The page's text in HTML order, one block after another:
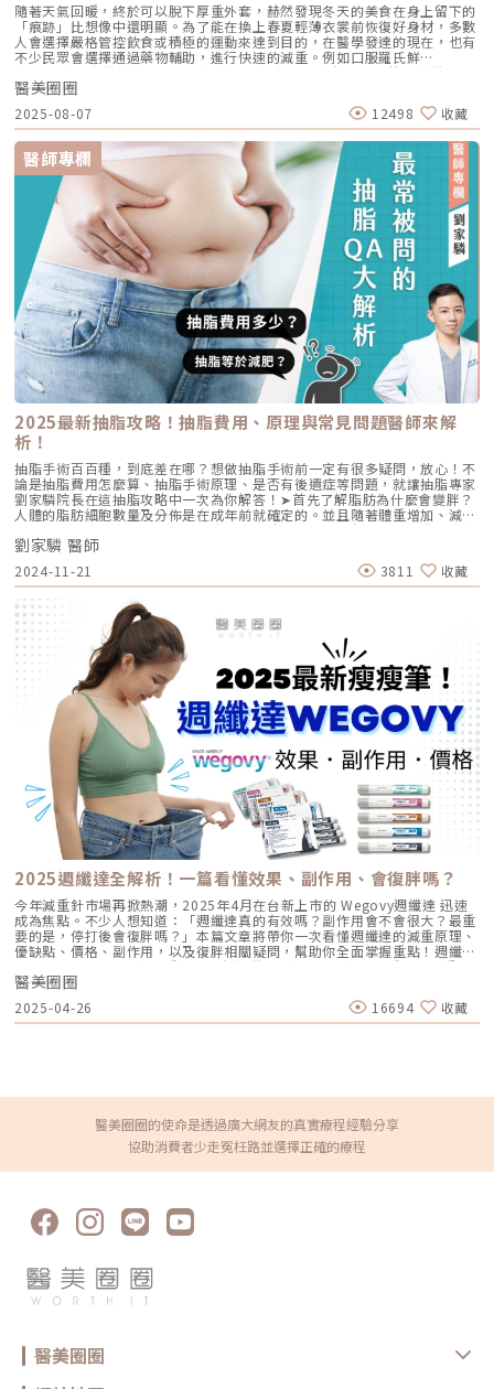
隨著天氣回暖，終於可以脫下厚重外套，赫然發現冬天的美食在身上留下的
「痕跡」比想像中還明顯。為了能在換上春夏輕薄衣裳前恢復好身材，多數
人會選擇嚴格管控飲食或積極的運動來達到目的，在醫學發達的現在，也有
不少民眾會選擇通過藥物輔助，進行快速的減重。例如口服羅氏鮮
(Orlistat)、康纖芙 (Contrave)，甚至是施打近年流行的瘦瘦筆如善纖達
(Saxenda）、猛健樂(Mounjaro）。這些衛福部核准的藥物確實能夠有效
控制食慾，在短時間內達到明顯的成效，但也有不少成功減重者發現身形是
改變了，但臉也凹了、垂了，整體看起來蒼老了好幾歲。「你變瘦了！」但
真的變美了嗎？在身材管理上越L’EXCELLENCE醫療美學診所的黃幼鳴醫
師可說是專家，因為他不只是皮膚科專科醫師，也曾是健體比賽得獎者，對
於健身、飲食管理有深刻的理解。「青春期後，我們全身脂肪細胞的數量就
固定了，無論是減重還是減脂，實際上都是讓脂肪細胞縮小，無法選擇性地
減去肚子或大腿脂肪的數量。因此減重時，臉部脂肪也會縮小，當脂肪細胞
的體積縮小，無法有效支撐皮膚時，就會導致雙頰凹陷，甚至出現下垂等現
象。」黃醫師解釋。（圖／越L’EXCELLENCE醫療美學—黃幼鳴醫師 提
供）尤其在採取快速減重的方式時，除了脂肪體積變小外，膠原蛋白也會隨
之流失，進一步削弱皮膚的「地基」，使臉部更容易出現凹陷與鬆弛。這種
情況在30歲以上、皮膚彈性開始下降的人身上尤其明顯。黃醫師近一步說
明：「膠原蛋白流失會導致蘋果肌塌陷，顴骨變得更加明顯，甚至會讓嘴邊
的肉下垂，使整體面容顯得憔悴與老態。」這就是所謂的「瘦身副作用」！
這些方法都有效！但不見得適合每一個人臉部凹陷是許多人求助醫美的原
因，但相關的產品、療程繁多，該如何選擇適合自己的方式呢？黃醫師分
析，目前最常見的改善方法包括玻尿酸填充、自體脂肪移植、埋線拉提、音
波拉提，以及近年來備受關注的膠原蛋白增生劑（如童妍針）。「玻尿酸填
充效果快，但很考驗醫師的技術，一但過度施打加上層次選擇錯誤就容易產
生不自然的膨脹感，造成所謂的『饅化』現象；自體脂肪移植則是透過抽取
自己身上的脂肪，填補臉部的流失區域，雖然使用的是自體的組織，但存活
率不一，有可能需要多次補打才能達到滿意狀態。」黃醫師說明。過去幾
年，埋線拉提也是不少人的選擇之一，透過植入可吸收的線材來刺激膠原蛋
白增生，達到緊緻拉提的效果。然而，如果是單純的皮膚鬆弛，埋線拉提確
實有效，但如果是因為脂肪、膠原蛋白流失，埋線並無法補充流失的體積，
反而可能讓臉部顯得更加削瘦。改善臉垮顯老，黃幼鳴醫師選擇使用童妍針
經過總總考量，黃醫師選擇使用膠原蛋白增生劑「童妍針」來豐盈臉部線
條。「童妍針主要成分為聚左旋乳酸，能夠刺激自體膠原蛋白和彈力蛋白的
增生，使流失的體積逐漸恢復，豐潤效果更自然。雖然童妍針不如玻尿酸能
馬上見效，但這反而是童妍針的另一種優勢，因為豐盈感會隨著膠原蛋白生
成逐漸明顯，讓效果更加自然。」快速減重4D童妍針治療案例黃醫師會根
據每位患者不同的狀況，專業評估後規劃專屬的治療方案。透過精準施打，
成功幫助患者擺脫快速減重帶來的臉部凹陷與鬆弛，重現自然豐潤的肌膚，
以下為治療案例。（圖／越L’EXCELLENCE醫療美學—黃幼鳴醫師 提供）
（圖／越L’EXCELLENCE醫療美學—黃幼鳴醫師 提供）（圖／越
L’EXCELLENCE醫療美學—黃幼鳴醫師 提供）此外，相較於玻尿酸，童妍
針的效果更為持久，通常可維持2年左右，適合不想頻繁補打的族群。「童
妍針不是單純的填充，而是讓你的皮膚自己恢復彈性和支撐力，因此也可以
讓表皮的膚況一起變好」黃醫師補充說到。黃醫師特別提醒在減重的過程
中，要適時補充皮膚所需的營養，有需要時也可搭配醫美療程，讓自己瘦得
好看。黃醫師就曾遇到不少求診患者，並不知道自己雙頰凹陷是使用藥物快
速減重造成，還以為是自己隨著年紀老化的正常現象，「其實這些求診者如
果能在第一時間就施打童妍針，幫助重建皮膚體積，表皮恢復彈性，效果會
更明顯。」因此黃醫師特別提醒有減重規劃的朋友。可以多關注自己臉部變
化，如果有疑慮可以即早諮詢專業的醫師，在童妍針幫助下，讓自己維持在
最好的狀態！（圖／越L’EXCELLENCE醫療美學—黃幼鳴醫師 提供）越
L’EXCELLENCE醫療美學預約地址：台北市中山區南京東路二段41巷8號
醫美預約專線：02-2571-1881LINE諮詢：
https://line.me/R/ti/p/%40458gkbiuFB：越L’EXCELLENCE醫療美學
IG：越L’excellence｜越診所
醫美圈圈
2025-08-07 12498 收藏
醫師專欄
2025最新抽脂攻略！抽脂費用、原理與常見問題醫師來解
析！
抽脂手術百百種，到底差在哪？想做抽脂手術前一定有很多疑問，放心！不
論是抽脂費用怎麼算、抽脂手術原理、是否有後遺症等問題，就讓抽脂專家
劉家驎院長在這抽脂攻略中一次為你解答！➤首先了解脂肪為什麼會變胖？
人體的脂肪細胞數量及分佈是在成年前就確定的。並且隨著體重增加、減
少，脂肪也會逐漸變大或變小。脂肪會囤積在身體的各部位，分為淺層脂肪
及深層脂肪，所產生局部肥胖或全身肥胖。（圖／欣莘時尚美學診所-劉家
驎醫師提供）身體脂肪分佈主要受到荷爾蒙影響，雌激素促使脂肪積聚在臀
部、大腿；而睾丸素則促使脂肪積聚於腹部及腰部。這就是為什麼有一些局
部肥胖，即使再怎麼運動減肥也瘦不下來。➤抽脂等於減重嗎？抽脂與減重
完全不同，抽脂是一種快速減少局部脂肪細胞數量的手術方式，適合用於雕
塑特定區域；而減重則是透過漸進且全身性的方式，將脂肪細胞體積縮小，
目的是改善整體健康以及體重管理。下表整理出抽脂與減重的各項差異：
（圖／欣莘時尚美學診所-劉家驎醫師提供）➤抽脂手術的原理是什麼？目前
市面上有許多種抽脂儀器，從傳統抽脂、雷射溶脂、水刀抽脂、超音波抽
脂，到新一代的二代威塑抽脂，這些儀器主要是將脂肪處理得鬆散一些，避
開血管及組織後透過儀器將脂肪吸出體外，達到減脂的目的。➤抽脂手術步
驟（圖／欣莘時尚美學診所-劉家驎醫師提供）➤抽脂手術適合哪些人？（圖
／欣莘時尚美學診所-劉家驎醫師提供）▲需注意▲若有糖尿病、心臟病、
腎臟病、癲癇等慢性病、有生育計劃、哺乳期、未成年者均無法進行抽脂手
術。➤抽脂與溶脂有什麼不同？抽脂與溶脂是兩種不同減少脂肪細胞數量的
方法：抽脂是透過抽脂管直接將脂肪細胞吸出；而溶脂則是透過能量破壞、
分解脂肪細胞結構後，通過自然代謝來排出體外。下表也整理出抽脂與溶脂
的重點差異：（圖／欣莘時尚美學診所-劉家驎醫師提供）➤抽脂手術儀器比
較表（圖／欣莘時尚美學診所-劉家驎醫師提供）抽脂儀器可以輔助醫師在
手術過程中更順利完成，但最新的不一定最好，最好的也不一定適合你，最
重要的還是取決於醫師經驗累積及技術，選擇專精抽脂手術的專業醫師更重
要！…《點擊看完整文章介紹》文章轉載自「欣莘時尚美學診所-劉家驎醫
師專欄」
劉家驎 醫師
2024-11-21 3811 收藏
2025週纖達全解析！一篇看懂效果、副作用、會復胖嗎？
今年減重針市場再掀熱潮，2025年4月在台新上市的 Wegovy週纖達 迅速
成為焦點。不少人想知道：「週纖達真的有效嗎？副作用會不會很大？最重
要的是，停打後會復胖嗎？」本篇文章將帶你一次看懂週纖達的減重原理、
優缺點、價格、副作用，以及復胖相關疑問，幫助你全面掌握重點！週纖達
Wegovy是什麼？最新減重針全介紹週纖達（Wegovy）是一種GLP-1受體
促效劑，主成分為司美格魯肽（Semaglutide），與市面常見的善纖達
（Saxenda）同屬一類。最大特色在於只需每週注射一次，對比以往需每日
施打的針劑，大幅提升便利性、降低遺漏機率，成為許多減重族群的新選
擇。減重原理解析｜週纖達為什麼有效？週纖達（GLP-1受體促效劑）這類
映，使用週纖達後，食量明顯減少、飢餓感降低。如果能再配合運動與飲食
調整，減重效果會更加明顯。成效分析｜週纖達減重效果與維持力週纖達在
國外大型臨床研究中，使用者平均一年體重減輕約15%，部分配合度高的族
8%，且需每日施打，對生活作息要求較高。週纖達不僅減重效果顯著，注
射頻率也較低，提升了整體治療的接受度與便利性。小提醒：實際減重效果
「想瘦就能打週纖達」，但其實有明確的適用條件。一般來說，BMI超過
30，或是BMI大於27加上三高、糖尿病等共病，才屬於建議族群。如果是
12歲以上的青少年，也必須由醫師評估後才可能適用。相對地，孕婦、哺乳
永遠比快速減重更重要，建議一定要和專業醫師詳細討論，別自己亂買喔！
週纖達與熱門減重針劑差異一覽目前除了善纖達（Saxenda），市面上還有
多款討論度高的GLP-1類減重針，例如Ozempic與Mounjaro等。這些藥物
醫美圈圈
2025-04-26 16694 收藏
醫美圈圈的使命是透過廣大網友的真實療程經驗分享
協助消費者少走冤枉路並選擇正確的療程
醫美圈圈